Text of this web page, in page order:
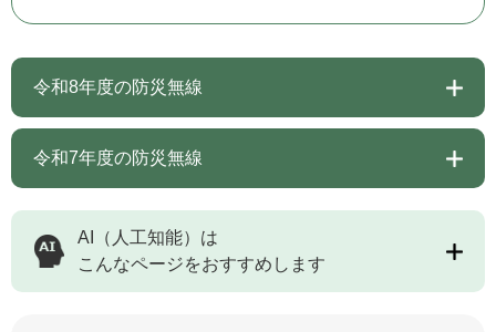
令和8年度の防災無線
令和7年度の防災無線
AI（人工知能）は
こんなページをおすすめします